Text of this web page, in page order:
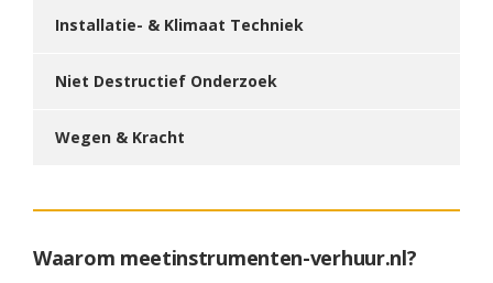
Installatie- & Klimaat Techniek
Niet Destructief Onderzoek
Wegen & Kracht
Waarom meetinstrumenten-verhuur.nl?